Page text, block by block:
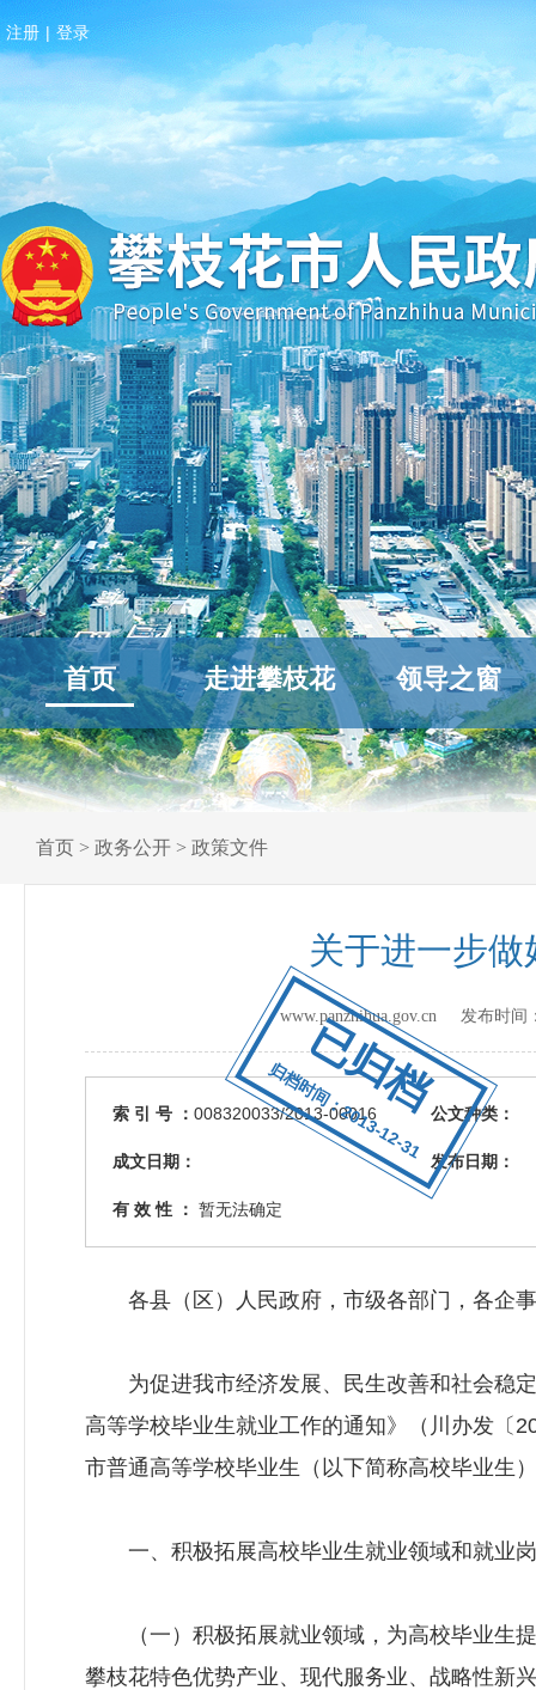
已归档
归档时间：2013-12-31
注册 | 登录
首页 走进攀枝花 领导之窗
首页 > 政务公开 > 政策文件
关于进一步
www.panzhihua.gov.cn 发布时间
索 引 号 ： 008320033/2013-00016 公文种类：
成文日期： 发布日期：
有 效 性 ： 暂无法确定
各县（区）人民政府，市级各部门，各企
为促进我市经济发展、民生改善和社会稳定
高等学校毕业生就业工作的通知》（川办发〔
市普通高等学校毕业生（以下简称高校毕业生
一、积极拓展高校毕业生就业领域和就业
（一）积极拓展就业领域，为高校毕业生提
攀枝花特色优势产业、现代服务业、战略性新